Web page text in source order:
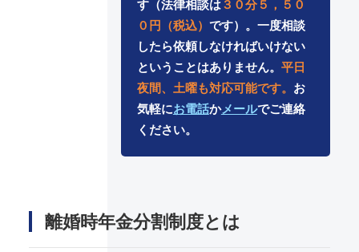
す（法律相談は３０分５，５０
０円（税込） です）。一度相談
したら依頼しなければいけない
ということはありません。 平日
夜間、土曜も対応可能です。 お
気軽にお電話かメールでご連絡
ください。
離婚時年金分割制度とは